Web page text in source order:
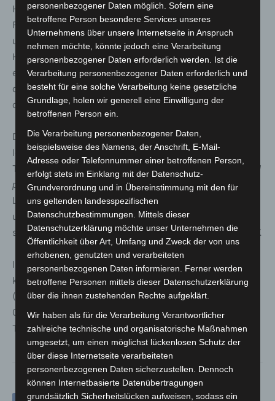
Hannover, das Unternehmen bei der Integration von
Fachkräften und Auszubildenden aus dem Ausland
unterstützt. Marcus Voitel von der Koordinierungsstelle
Hochschule und Beruf der Region Hannover gab zudem
ein Update zum Programm „Umsteigen statt Aussteigen“,
das Studienabbrechende berät und unter anderem bei
der Suche nach einem Ausbildungsplatz unterstützt.
Die Vorträge und praktischen Einblicke sorgten für einen
lebhaften Austausch und regen Dialog unter den
Teilnehmenden. Die Veranstalter,
Ausbildung im Verbund
pro regio e.V.und die Wirtschaftsförderung der Stadt
Langenhagen, ziehen ein positives Fazit: „Der Austausch
und die Vernetzung der Teilnehmenden waren wieder
sehr bereichernd“, so Yvonne Salewski vonpro regio e.V.
Interessierte für das nächste Ausbildungsfrühstück
können sich gerne an Jörg Hollemann
(Wirtschaftsförderung Stadt Langenhagen, Tel.:
0511/7307-2312) oder Yvonne Salewski (pro regio e.V.,
Tel.: 05173-92590-12) wenden.
personenbezogener Daten möglich. Sofern eine
betroffene Person besondere Services unseres
Unternehmens über unsere Internetseite in Anspruch
nehmen möchte, könnte jedoch eine Verarbeitung
personenbezogener Daten erforderlich werden. Ist die
Verarbeitung personenbezogener Daten erforderlich und
besteht für eine solche Verarbeitung keine gesetzliche
Grundlage, holen wir generell eine Einwilligung der
betroffenen Person ein.
Die Verarbeitung personenbezogener Daten,
beispielsweise des Namens, der Anschrift, E-Mail-
Adresse oder Telefonnummer einer betroffenen Person,
erfolgt stets im Einklang mit der Datenschutz-
Grundverordnung und in Übereinstimmung mit den für
uns geltenden landesspezifischen
Datenschutzbestimmungen. Mittels dieser
Datenschutzerklärung möchte unser Unternehmen die
Öffentlichkeit über Art, Umfang und Zweck der von uns
erhobenen, genutzten und verarbeiteten
personenbezogenen Daten informieren. Ferner werden
betroffene Personen mittels dieser Datenschutzerklärung
über die ihnen zustehenden Rechte aufgeklärt.
Wir haben als für die Verarbeitung Verantwortlicher
zahlreiche technische und organisatorische Maßnahmen
umgesetzt, um einen möglichst lückenlosen Schutz der
über diese Internetseite verarbeiteten
personenbezogenen Daten sicherzustellen. Dennoch
können Internetbasierte Datenübertragungen
grundsätzlich Sicherheitslücken aufweisen, sodass ein